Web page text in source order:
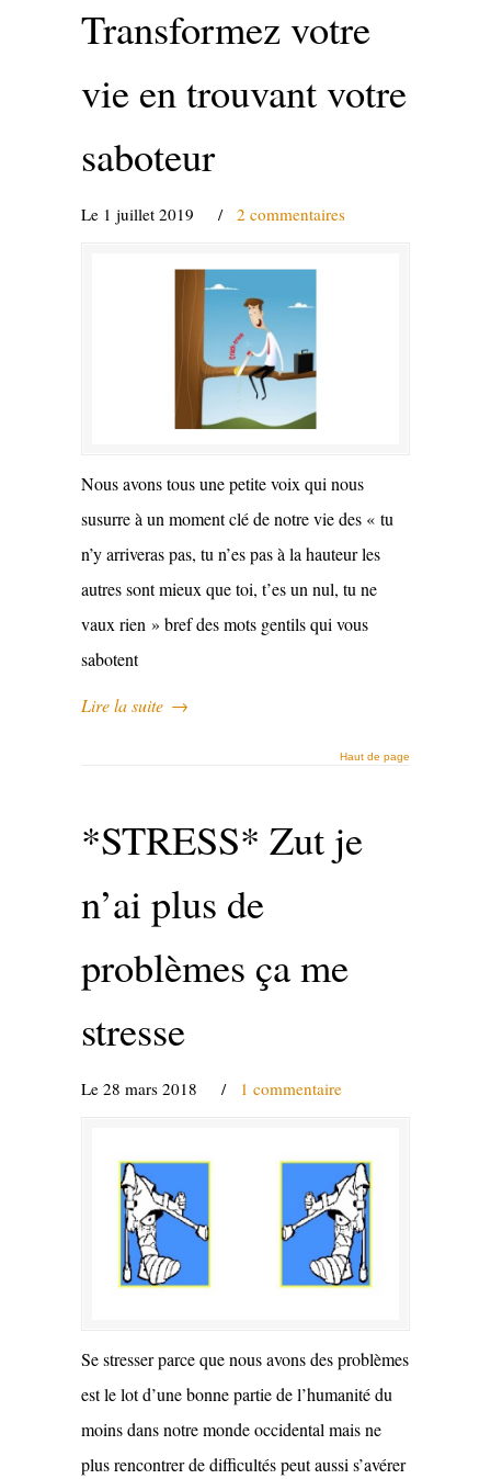
Transformez votre
vie en trouvant votre
saboteur
Le 1 juillet 2019 / 2 commentaires
Nous avons tous une petite voix qui nous
susurre à un moment clé de notre vie des « tu
n’y arriveras pas, tu n’es pas à la hauteur les
autres sont mieux que toi, t’es un nul, tu ne
vaux rien » bref des mots gentils qui vous
sabotent
Lire la suite →
Haut de page
*STRESS* Zut je
n’ai plus de
problèmes ça me
stresse
Le 28 mars 2018 / 1 commentaire
Se stresser parce que nous avons des problèmes
est le lot d’une bonne partie de l’humanité du
moins dans notre monde occidental mais ne
plus rencontrer de difficultés peut aussi s’avérer